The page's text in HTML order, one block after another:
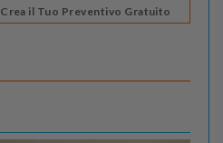
Crea il Tuo Preventivo Gratuito